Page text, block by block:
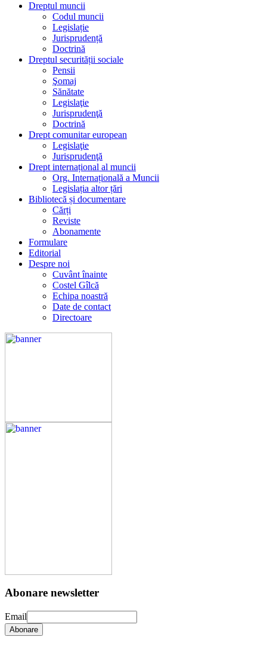
Dreptul muncii
Codul muncii
Legislație
Jurisprudență
Doctrină
Dreptul securității sociale
Pensii
Şomaj
Sănătate
Legislaţie
Jurisprudenţă
Doctrină
Drept comunitar european
Legislaţie
Jurisprudenţă
Drept internațional al muncii
Org. Internațională a Muncii
Legislația altor țări
Bibliotecă și documentare
Cărți
Reviste
Abonamente
Formulare
Editorial
Despre noi
Cuvânt înainte
Costel Gîlcă
Echipa noastră
Date de contact
Directoare
Abonare newsletter
Email
Abonare